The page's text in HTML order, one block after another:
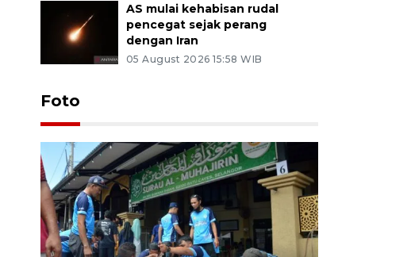
AS mulai kehabisan rudal
pencegat sejak perang
dengan Iran
05 August 2026 15:58 WIB
Foto